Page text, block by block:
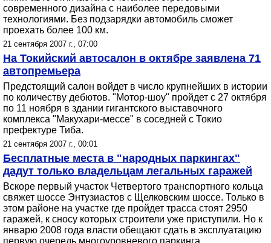
современного дизайна с наиболее передовыми
технологиями. Без подзарядки автомобиль сможет
проехать более 100 км.
21 сентября 2007 г., 07:00
На Токийский автосалон в октябре заявлена 71
автопремьера
Предстоящий салон войдет в число крупнейших в истории
по количеству дебютов. "Мотор-шоу" пройдет с 27 октября
по 11 ноября в здании гигантского выставочного
комплекса "Макухари-мессе" в соседней с Токио
префектуре Тиба.
21 сентября 2007 г., 00:01
Бесплатные места в "народных паркингах"
дадут только владельцам легальных гаражей
Вскоре первый участок Четвертого транспортного кольца
свяжет шоссе Энтузиастов с Щелковским шоссе. Только в
этом районе на участке где пройдет трасса стоят 2950
гаражей, к сносу которых строители уже приступили. Но к
январю 2008 года власти обещают сдать в эксплуатацию
первую очередь многоуровневого паркинга.